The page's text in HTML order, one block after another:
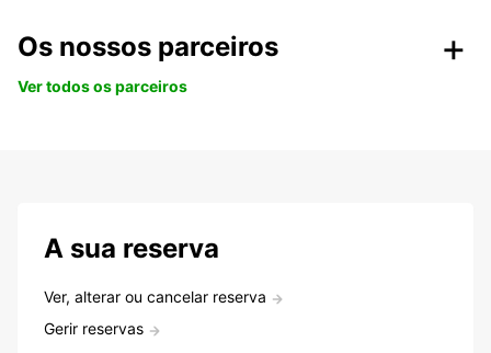
Os nossos parceiros
Ver todos os parceiros
A sua reserva
Ver, alterar ou cancelar reserva
Gerir reservas